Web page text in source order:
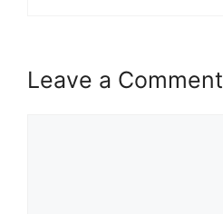
Leave a Comment